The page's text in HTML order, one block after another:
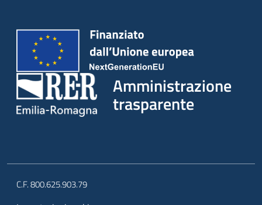
Amministrazione
trasparente
C.F. 800.625.903.79